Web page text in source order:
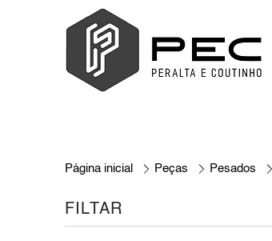
Página inicial Peças Pesados
FILTAR